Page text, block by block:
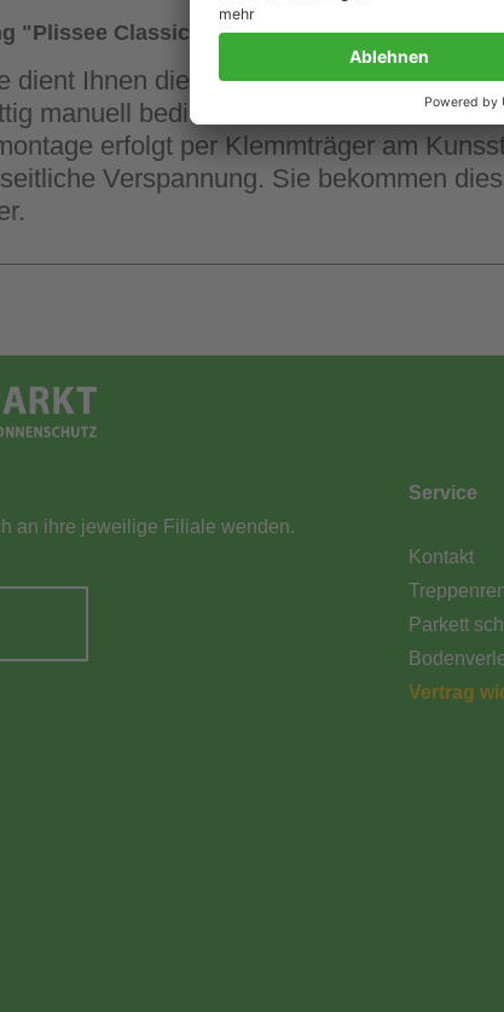
"Plissee Classic-Crush"
dient Ihnen dieses frei verschiebbare
manuell bedient und ist dank seiner
erfolgt per Klemmträger am
Verspannung. Sie bekommen
an ihre jeweilige Filiale wenden.
Service
Kontakt
Parkett
Vertrag